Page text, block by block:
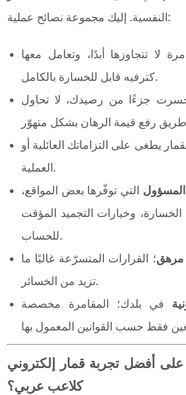
النفسية. إليك مجموعة نصائح عملية:
لا تتجاوزها أبدًا، وتعامل معها
كترفيه قابل للخسارة بالكامل.
جزءًا من رصيدك، لا تحاول
يطغى على التزاماتك العائلية أو
العملية.
التي توفّرها بعض المواقع،
الخسارة، وخيارات التجميد المؤقت
للحساب.
مرهق؛ القرارات المتسرّعة غالبًا ما
تزيد من الخسائر.
في بلدك؛ المقامرة مخصصة
أفضل تجربة قمار إلكتروني
كلاعب عربي؟